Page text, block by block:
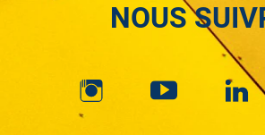
NOUS